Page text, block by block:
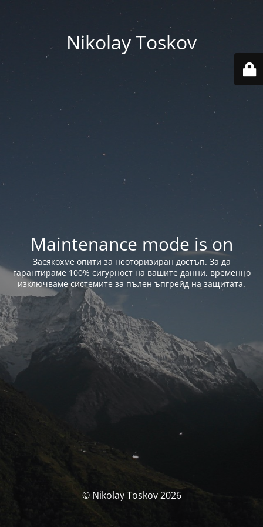
Nikolay Toskov
Maintenance mode is on
Засякохме опити за неоторизиран достъп. За да
гарантираме 100% сигурност на вашите данни, временно
изключваме системите за пълен ъпгрейд на защитата.
© Nikolay Toskov 2026